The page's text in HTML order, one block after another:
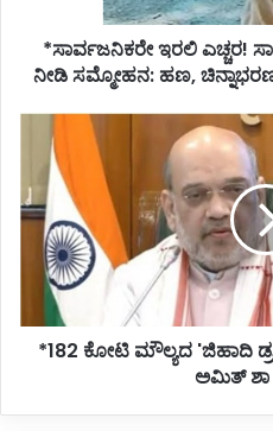
ಹಣ,
ಚಿನ್ನಾಭರಣ
ಖದೀಮರ
ಗ್ಯಾಂಗ್*
*ಸಾರ್ವಜನಿಕರೇ ಇರಲಿ ಎಚ್ಚರ!
ನೀಡಿ ಸಮ್ಮೋಹನ: ಹಣ,
ಕೋಟಿ
ಮೌಲ್ಯದ
'ಜಿಹಾದಿ
ಡ್ರಗ್'
ಕ್ಯಾಪ್ಟಗನ್
ವಶಕ್ಕೆ:
ಸಚಿವ
ಅಮಿತ್
*182 ಕೋಟಿ ಮೌಲ್ಯದ 'ಜಿಹಾದಿ
ಅಮಿತ್